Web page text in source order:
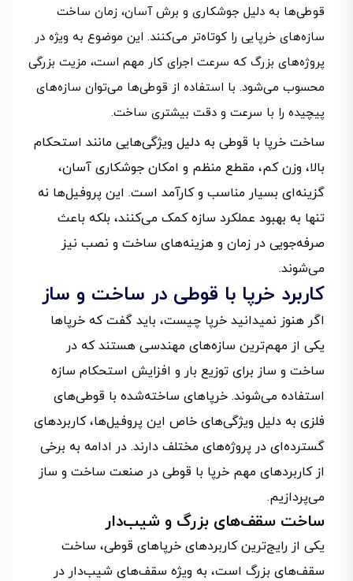
قوطی‌ها به دلیل جوشکاری و برش آسان، زمان ساخت
سازه‌های خرپایی را کوتاه‌تر می‌کنند. این موضوع به ویژه در
پروژه‌های بزرگ که سرعت اجرای کار مهم است، مزیت بزرگی
محسوب می‌شود. با استفاده از قوطی‌ها می‌توان سازه‌های
پیچیده را با سرعت و دقت بیشتری ساخت.
ساخت خرپا با قوطی به دلیل ویژگی‌هایی مانند استحکام
بالا، وزن کم، مقطع منظم و امکان جوشکاری آسان،
گزینه‌ای بسیار مناسب و کارآمد است. این پروفیل‌ها نه
تنها به بهبود عملکرد سازه کمک می‌کنند، بلکه باعث
صرفه‌جویی در زمان و هزینه‌های ساخت و نصب نیز
می‌شوند.
کاربرد خرپا با قوطی در ساخت و ساز
اگر هنوز نمیدانید خرپا چیست، باید گفت که خرپاها
یکی از مهم‌ترین سازه‌های مهندسی هستند که در
ساخت و ساز برای توزیع بار و افزایش استحکام سازه
استفاده می‌شوند. خرپاهای ساخته‌شده با قوطی‌های
فلزی به دلیل ویژگی‌های خاص این پروفیل‌ها، کاربردهای
گسترده‌ای در پروژه‌های مختلف دارند. در ادامه به برخی
از کاربردهای مهم خرپا با قوطی در صنعت ساخت و ساز
می‌پردازیم.
ساخت سقف‌های بزرگ و شیب‌دار
یکی از رایج‌ترین کاربردهای خرپاهای قوطی، ساخت
سقف‌های بزرگ است، به ویژه سقف‌های شیب‌دار در